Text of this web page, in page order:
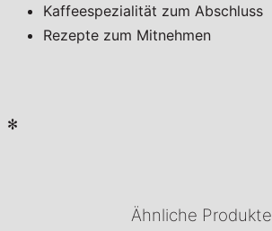
Kaffeespezialität zum Abschluss
Rezepte zum Mitnehmen
✻
Ähnliche Produkte